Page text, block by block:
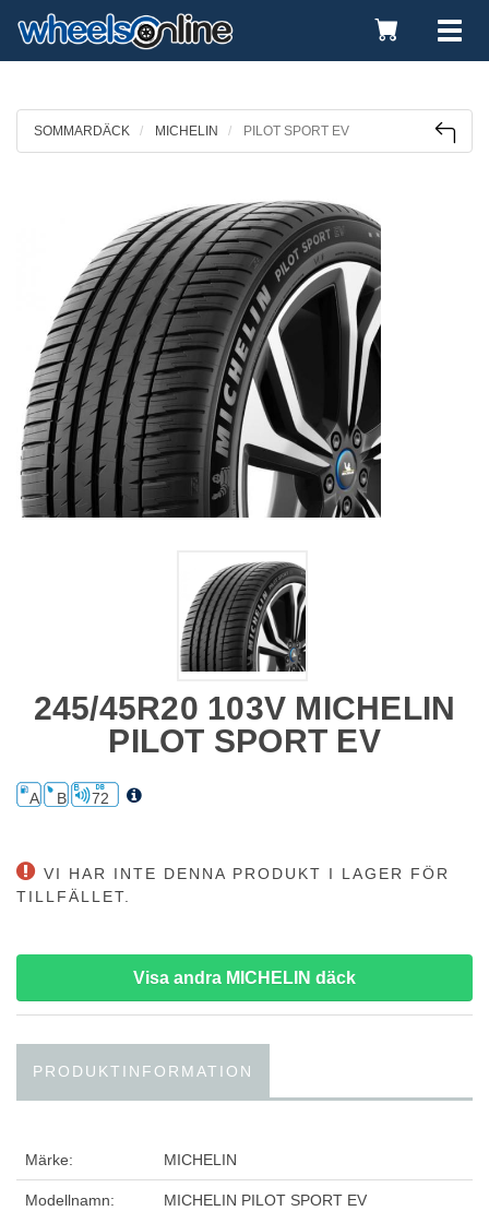
Toggle
Cart
SOMMARDÄCK MICHELIN PILOT SPORT EV
245/45R20 103V MICHELIN
PILOT SPORT EV
A B 72
VI HAR INTE DENNA PRODUKT I LAGER FÖR
TILLFÄLLET.
Visa andra MICHELIN däck
PRODUKTINFORMATION
Märke: MICHELIN
Modellnamn: MICHELIN PILOT SPORT EV